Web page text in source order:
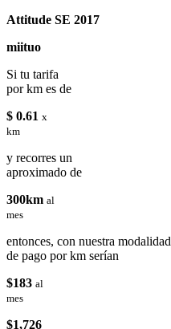
Attitude SE 2017
miituo
Si tu tarifa
por km es de
$ 0.61 x
km
y recorres un
aproximado de
300km al
mes
entonces, con nuestra modalidad
de pago por km serían
$183 al
mes
$1,726